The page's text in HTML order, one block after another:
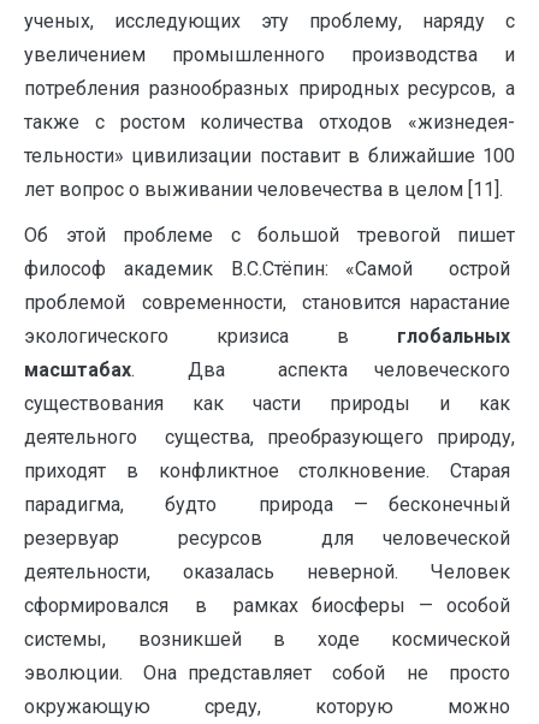
ученых, исследующих эту проблему, наряду с
увеличением промышленного производства и
потребления разнообразных при­родных ресурсов, а
также с ростом количества отходов «жизнедея­
тельности» цивилизации поставит в ближайшие 100
лет вопрос о выживании человечества в целом [11].
Об этой проблеме с большой тревогой пишет
философ академик В.С.Стёпин: «Самой острой
проблемой современности, становится нарастание
экологического кризиса в глобальных
масштабах. Два аспекта человеческого
существования как части природы и как
деятельного существа, преобразующего природу,
приходят в конфликтное столкновение. Старая
парадигма, будто природа — бесконечный
резервуар ресурсов для человеческой
деятельности, оказалась неверной. Человек
сформировался в рамках биосферы — особой
системы, возникшей в ходе космической
эволюции. Она представляет собой не просто
окружающую среду, которую можно